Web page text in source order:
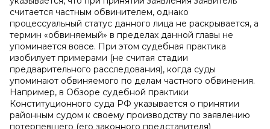
считается частным обвинителем, однако
процессуальный статус данного лица не раскрывается, а
термин «обвиняемый» в пределах данной главы не
упоминается вовсе. При этом судебная практика
изобилует примерами (не считая стадии
предварительного расследования), когда суды
упоминают обвиняемого по делам частного обвинения.
Например, в Обзоре судебной практики
Конституционного суда РФ указывается о принятии
районным судом к своему производству по заявлению
потерпевшего (его законного представителя)